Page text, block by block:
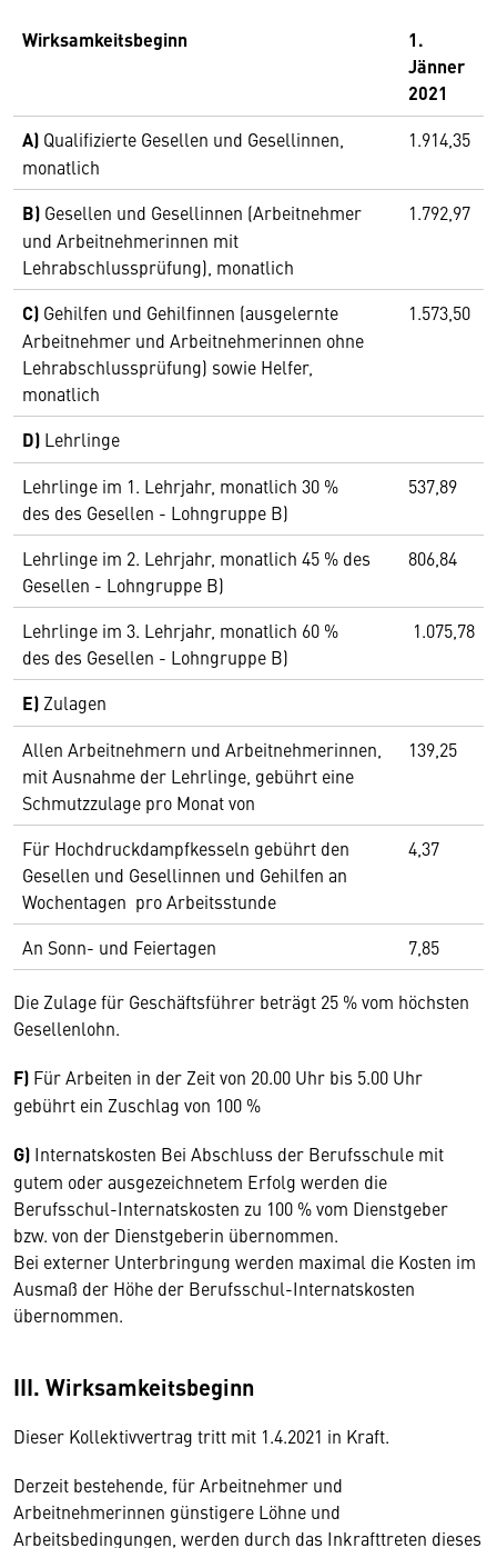
Wirksamkeitsbeginn
1.
Jänner
2021
A) Qualifizierte Gesellen und Gesellinnen,
monatlich
1.914,35
B) Gesellen und Gesellinnen (Arbeitnehmer
und Arbeitnehmerinnen mit
Lehrabschlussprüfung), monatlich
1.792,97
C) Gehilfen und Gehilfinnen (ausgelernte
Arbeitnehmer und Arbeitnehmerinnen ohne
Lehrabschlussprüfung) sowie Helfer,
monatlich
1.573,50
D) Lehrlinge
Lehrlinge im 1. Lehrjahr, monatlich 30 %
des des Gesellen - Lohngruppe B)
537,89
Lehrlinge im 2. Lehrjahr, monatlich 45 % des
Gesellen - Lohngruppe B)
806,84
Lehrlinge im 3. Lehrjahr, monatlich 60 %
des des Gesellen - Lohngruppe B)
1.075,78
E) Zulagen
Allen Arbeitnehmern und Arbeitnehmerinnen,
mit Ausnahme der Lehrlinge, gebührt eine
Schmutzzulage pro Monat von
139,25
Für Hochdruckdampfkesseln gebührt den
Gesellen und Gesellinnen und Gehilfen an
Wochentagen pro Arbeitsstunde
4,37
An Sonn- und Feiertagen 7,85
Die Zulage für Geschäftsführer beträgt 25 % vom höchsten
Gesellenlohn.
F) Für Arbeiten in der Zeit von 20.00 Uhr bis 5.00 Uhr
gebührt ein Zuschlag von 100 %
G) Internatskosten Bei Abschluss der Berufsschule mit
gutem oder ausgezeichnetem Erfolg werden die
Berufsschul-Internatskosten zu 100 % vom Dienstgeber
bzw. von der Dienstgeberin übernommen.
Bei externer Unterbringung werden maximal die Kosten im
Ausmaß der Höhe der Berufsschul-Internatskosten
übernommen.
III. Wirksamkeitsbeginn
Dieser Kollektivvertrag tritt mit 1.4.2021 in Kraft.
Derzeit bestehende, für Arbeitnehmer und
Arbeitnehmerinnen günstigere Löhne und
Arbeitsbedingungen, werden durch das Inkrafttreten dieses